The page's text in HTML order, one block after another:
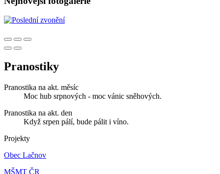
Pranostiky
Pranostika na akt. měsíc
Moc hub srpnových - moc vánic sněhových.
Pranostika na akt. den
Když srpen pálí, bude pálit i víno.
Projekty
Obec Lačnov
MŠMT ČR